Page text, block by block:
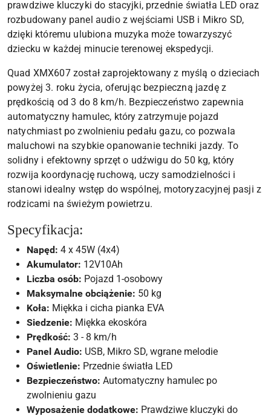
prawdziwe kluczyki do stacyjki, przednie światła LED oraz
rozbudowany panel audio z wejściami USB i Mikro SD,
dzięki któremu ulubiona muzyka może towarzyszyć
dziecku w każdej minucie terenowej ekspedycji.
Quad XMX607 został zaprojektowany z myślą o dzieciach
powyżej 3. roku życia, oferując bezpieczną jazdę z
prędkością od 3 do 8 km/h. Bezpieczeństwo zapewnia
automatyczny hamulec, który zatrzymuje pojazd
natychmiast po zwolnieniu pedału gazu, co pozwala
maluchowi na szybkie opanowanie techniki jazdy. To
solidny i efektowny sprzęt o udźwigu do 50 kg, który
rozwija koordynację ruchową, uczy samodzielności i
stanowi idealny wstęp do wspólnej, motoryzacyjnej pasji z
rodzicami na świeżym powietrzu.
Specyfikacja:
Napęd: 4 x 45W (4x4)
Akumulator: 12V10Ah
Liczba osób: Pojazd 1-osobowy
Maksymalne obciążenie: 50 kg
Koła: Miękka i cicha pianka EVA
Siedzenie: Miękka ekoskóra
Prędkość: 3 - 8 km/h
Panel Audio: USB, Mikro SD, wgrane melodie
Oświetlenie: Przednie światła LED
Bezpieczeństwo: Automatyczny hamulec po
zwolnieniu gazu
Wyposażenie dodatkowe: Prawdziwe kluczyki do